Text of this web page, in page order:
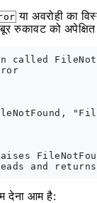
या अवरोही का
रुकावट को
called
देना आम है: